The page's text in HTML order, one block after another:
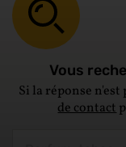
Vous
Si la réponse
de contact